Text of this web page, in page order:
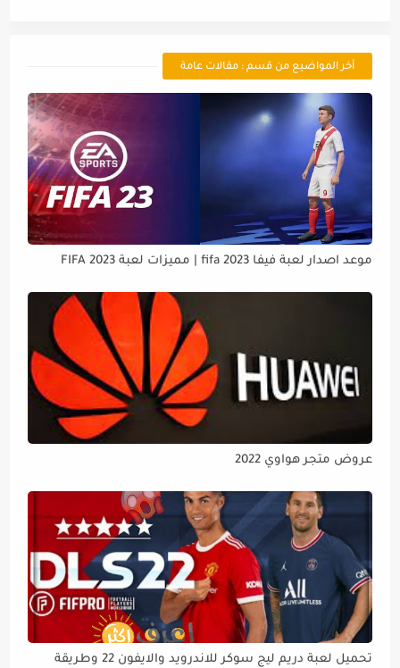
أخر المواضيع من قسم : مقالات عامة
موعد اصدار لعبة فيفا 2023 fifa | مميزات لعبة FIFA 2023
عروض متجر هواوي 2022
تحميل لعبة دريم ليج سوكر للاندرويد والايفون 22 وطريقة